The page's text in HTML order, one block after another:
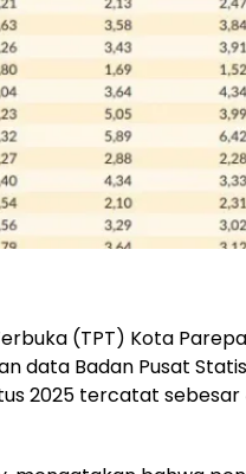
(TPT) Kota
data Badan Pusat
2025 tercatat